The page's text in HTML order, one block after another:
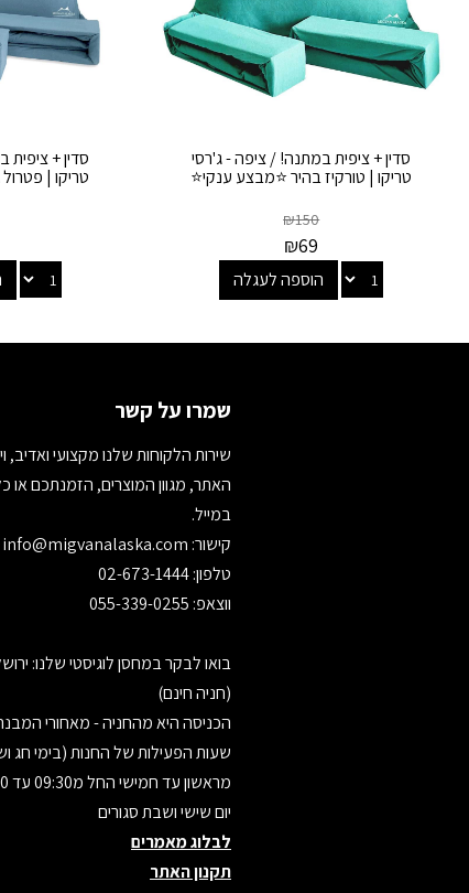
סדין + ציפית במתנה! / ציפה - ג'רסי
טריקו | טורקיז בהיר ⭐מבצע ענקי⭐
₪150
₪69
הוספה לעגלה
סדין +
טריקו |
שמרו על קשר
שירות הלקוחות שלנו מקצועי
האתר, מגוון המוצרים, הזמנתכם
במייל.
קישור:
טלפון: 02-673-1444
ווצאפ: 055-339-0255
(חניה חינם)
הכניסה היא מהחניה - מאחורי
שעות הפעילות של החנות (בימי חג
מראשון עד חמישי החל מ09:30 עד 17:00
יום שישי ושבת סגורים
לבלוג מאמרים
תקנון האתר